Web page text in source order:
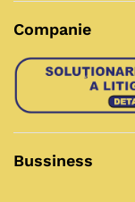
Companie
Bussiness